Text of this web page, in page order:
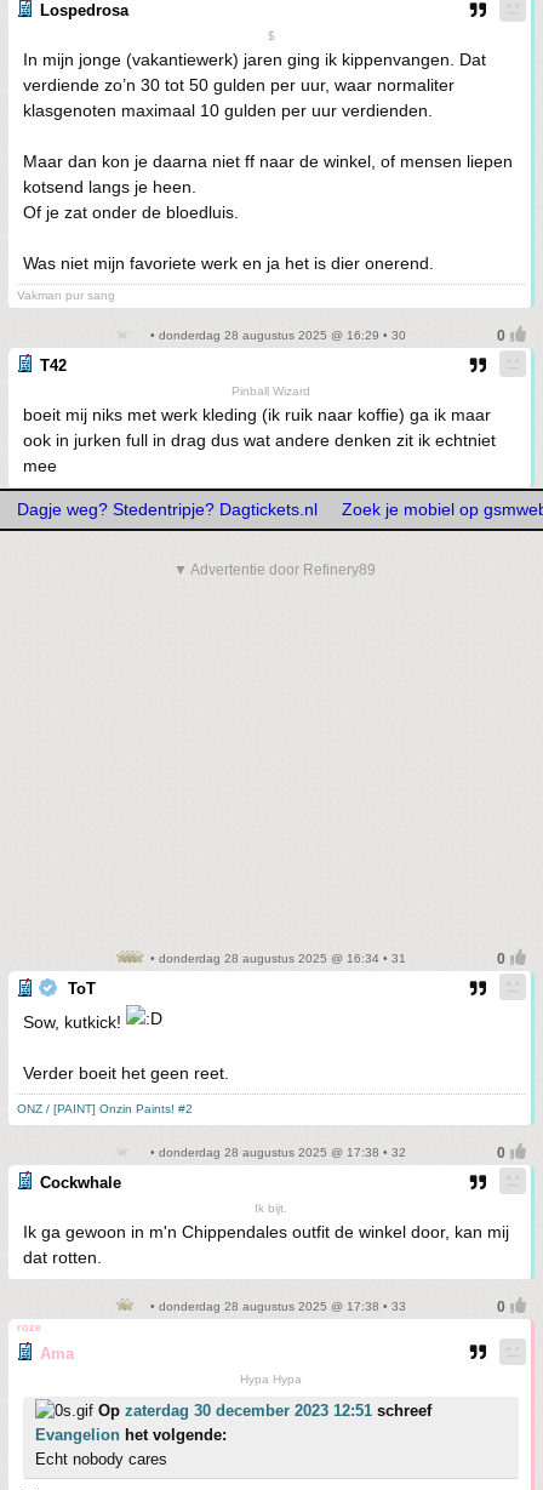
Lospedrosa
$
In mijn jonge (vakantiewerk) jaren ging ik kippenvangen. Dat
verdiende zo’n 30 tot 50 gulden per uur, waar normaliter
klasgenoten maximaal 10 gulden per uur verdienden.
Maar dan kon je daarna niet ff naar de winkel, of mensen liepen
kotsend langs je heen.
Of je zat onder de bloedluis.
Was niet mijn favoriete werk en ja het is dier onerend.
Vakman pur sang
• donderdag 28 augustus 2025 @ 16:29 • 30
T42
Pinball Wizard
boeit mij niks met werk kleding (ik ruik naar koffie) ga ik maar
ook in jurken full in drag dus wat andere denken zit ik echtniet
mee
Dagje weg? Stedentripje? Dagtickets.nl Zoek je mobiel op
▼ Advertentie door Refinery89
• donderdag 28 augustus 2025 @ 16:34 • 31
ToT
Sow, kutkick!
Verder boeit het geen reet.
ONZ / [PAINT] Onzin Paints! #2
• donderdag 28 augustus 2025 @ 17:38 • 32
Cockwhale
Ik bijt.
Ik ga gewoon in m'n Chippendales outfit de winkel door, kan mij
dat rotten.
• donderdag 28 augustus 2025 @ 17:38 • 33
roze
Ama
Hypa Hypa
Op zaterdag 30 december 2023 12:51 schreef
Evangelion het volgende:
Echt nobody cares